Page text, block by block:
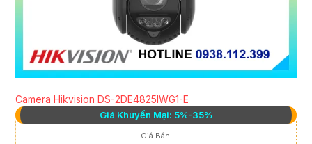
Camera Hikvision DS-2DE4825IWG1-E
Giá Khuyến Mại: 5%-35%
Giá Bán: